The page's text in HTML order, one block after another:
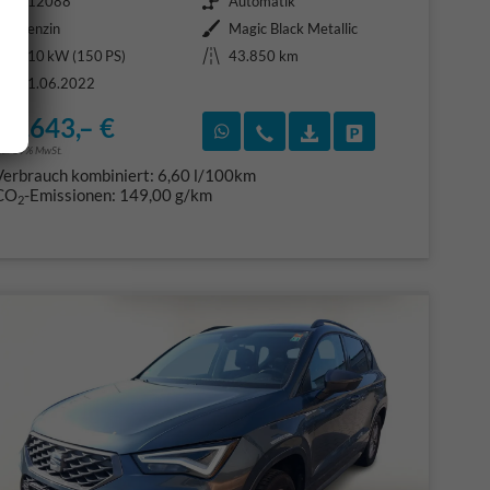
Benzin Außenfarbe Magic Black Metallic
110 kW (150 PS) Kilometerstand
43.850 km
01.06.2022
23.643,– €
incl. 19% MwSt.
Rückruf vereinbaren
Wir rufen Sie an
Fahrzeugexposé
kombiniert: 6,60 l/100km
2-Emissionen: 149,00 g/km